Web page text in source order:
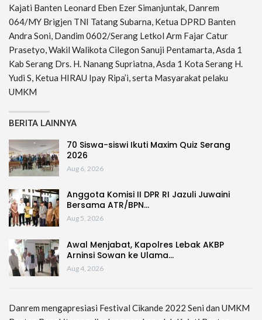
Kajati Banten Leonard Eben Ezer Simanjuntak, Danrem
064/MY Brigjen TNI Tatang Subarna, Ketua DPRD Banten
Andra Soni, Dandim 0602/Serang Letkol Arm Fajar Catur
Prasetyo, Wakil Walikota Cilegon Sanuji Pentamarta, Asda 1
Kab Serang Drs. H. Nanang Supriatna, Asda 1 Kota Serang H.
Yudi S, Ketua HIRAU Ipay Ripa’i, serta Masyarakat pelaku
UMKM
BERITA LAINNYA
70 Siswa-siswi Ikuti Maxim Quiz Serang
2026
Aug 6, 2026
Anggota Komisi II DPR RI Jazuli Juwaini
Bersama ATR/BPN…
Aug 5, 2026
Awal Menjabat, Kapolres Lebak AKBP
Arninsi Sowan ke Ulama…
Aug 4, 2026
Danrem mengapresiasi Festival Cikande 2022 Seni dan UMKM